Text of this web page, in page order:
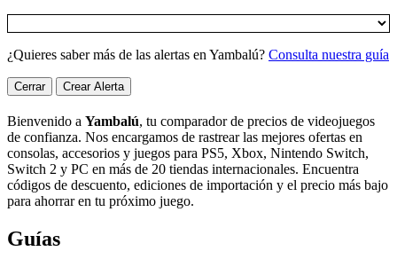
¿Quieres saber más de las alertas en Yambalú? Consulta nuestra guía
Cerrar Crear Alerta
Bienvenido a Yambalú, tu comparador de precios de videojuegos
de confianza. Nos encargamos de rastrear las mejores ofertas en
consolas, accesorios y juegos para PS5, Xbox, Nintendo Switch,
Switch 2 y PC en más de 20 tiendas internacionales. Encuentra
códigos de descuento, ediciones de importación y el precio más bajo
para ahorrar en tu próximo juego.
Guías